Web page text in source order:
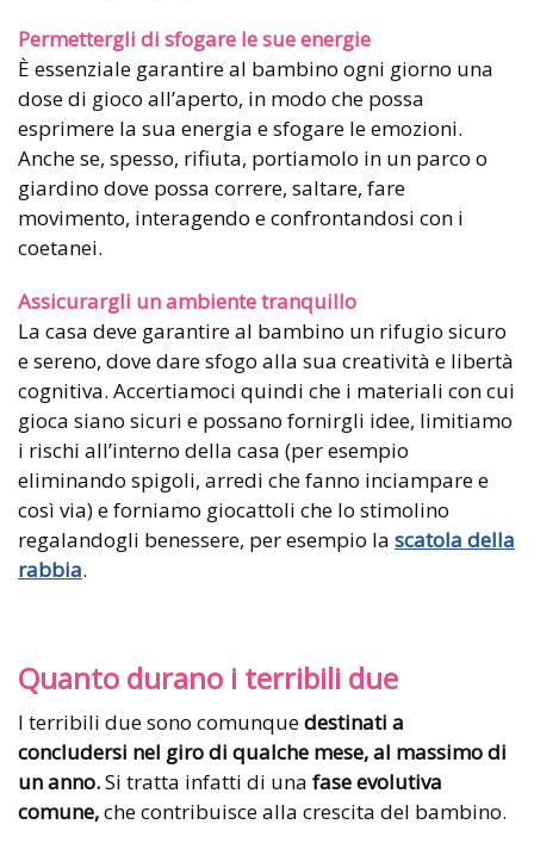
Permettergli di sfogare le sue energie
È essenziale garantire al bambino ogni giorno una
dose di gioco all’aperto, in modo che possa
esprimere la sua energia e sfogare le emozioni.
Anche se, spesso, rifiuta, portiamolo in un parco o
giardino dove possa correre, saltare, fare
movimento, interagendo e confrontandosi con i
coetanei.
Assicurargli un ambiente tranquillo
La casa deve garantire al bambino un rifugio sicuro
e sereno, dove dare sfogo alla sua creatività e libertà
cognitiva. Accertiamoci quindi che i materiali con cui
gioca siano sicuri e possano fornirgli idee, limitiamo
i rischi all’interno della casa (per esempio
eliminando spigoli, arredi che fanno inciampare e
così via) e forniamo giocattoli che lo stimolino
regalandogli benessere, per esempio la scatola della
rabbia.
Quanto durano i terribili due
I terribili due sono comunquedestinati a
concludersi nel giro di qualche mese, al massimo di
un anno.Si tratta infatti di una fase evolutiva
comune,che contribuisce alla crescita del bambino.